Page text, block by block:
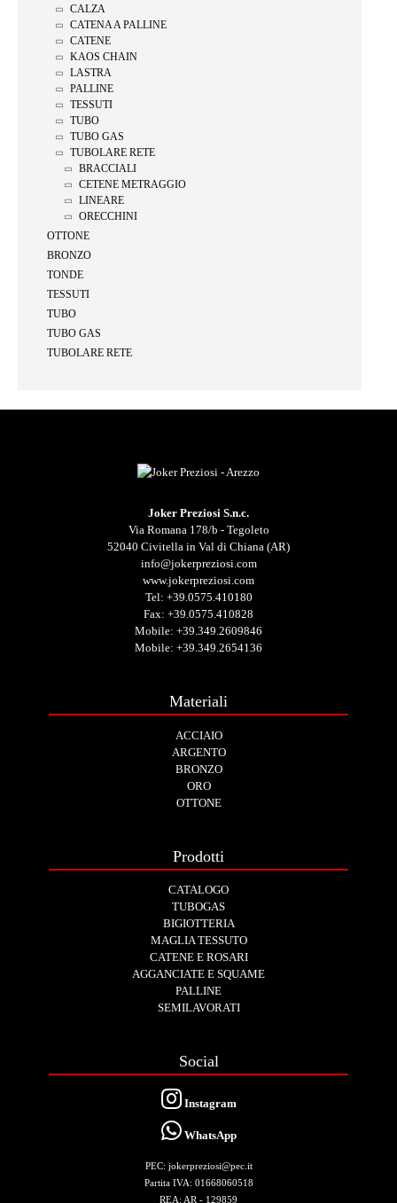
CALZA
CATENA A PALLINE
CATENE
KAOS CHAIN
LASTRA
PALLINE
TESSUTI
TUBO
TUBO GAS
TUBOLARE RETE
BRACCIALI
CETENE METRAGGIO
LINEARE
ORECCHINI
OTTONE
BRONZO
TONDE
TESSUTI
TUBO
TUBO GAS
TUBOLARE RETE
Joker Preziosi S.n.c.
Via Romana 178/b - Tegoleto
52040 Civitella in Val di Chiana (AR)
info@jokerpreziosi.com
www.jokerpreziosi.com
Tel: +39.0575.410180
Fax: +39.0575.410828
Mobile: +39.349.2609846
Mobile: +39.349.2654136
Materiali
ACCIAIO
ARGENTO
BRONZO
ORO
OTTONE
Prodotti
CATALOGO
TUBOGAS
BIGIOTTERIA
MAGLIA TESSUTO
CATENE E ROSARI
AGGANCIATE E SQUAME
PALLINE
SEMILAVORATI
Social
Instagram
WhatsApp
PEC: jokerpreziosi@pec.it
Partita IVA: 01668060518
REA: AR - 129859